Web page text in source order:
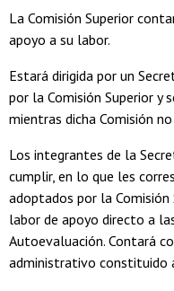
La Comisión Superior
apoyo a su labor.
Estará dirigida por un
por la Comisión Superior y
mientras dicha Comisión
Los integrantes de la
cumplir, en lo que les
adoptados por la Comisión
labor de apoyo directo a
Autoevaluación. Contará
administrativo constituido